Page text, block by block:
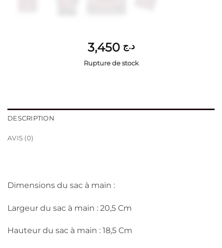
د.ج 3,450
Rupture de stock
DESCRIPTION
AVIS (0)
Dimensions du sac à main :
Largeur du sac à main : 20,5 Cm
Hauteur du sac à main : 18,5 Cm